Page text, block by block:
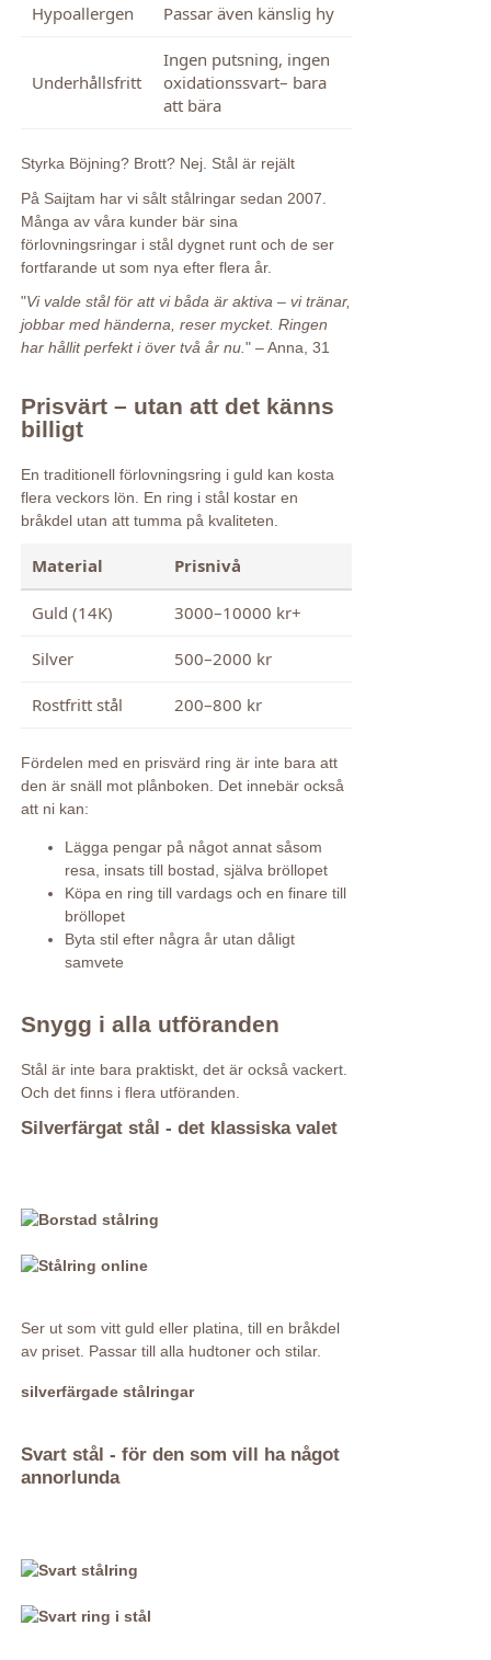
Hypoallergen Passar även känslig hy
Underhållsfritt
Ingen putsning, ingen
oxidationssvart– bara
att bära
Styrka Böjning? Brott? Nej. Stål är rejält
På Saijtam har vi sålt stålringar sedan 2007.
Många av våra kunder bär sina
förlovningsringar i stål dygnet runt och de ser
fortfarande ut som nya efter flera år.
"Vi valde stål för att vi båda är aktiva – vi tränar,
jobbar med händerna, reser mycket. Ringen
har hållit perfekt i över två år nu. " – Anna, 31
Prisvärt – utan att det känns
billigt
En traditionell förlovningsring i guld kan kosta
flera veckors lön. En ring i stål kostar en
bråkdel utan att tumma på kvaliteten.
Material Prisnivå
Guld (14K) 3000–10000 kr+
Silver 500–2000 kr
Rostfritt stål 200–800 kr
Fördelen med en prisvärd ring är inte bara att
den är snäll mot plånboken. Det innebär också
att ni kan:
Lägga pengar på något annat såsom
resa, insats till bostad, själva bröllopet
Köpa en ring till vardags och en finare till
bröllopet
Byta stil efter några år utan dåligt
samvete
Snygg i alla utföranden
Stål är inte bara praktiskt, det är också vackert.
Och det finns i flera utföranden.
Silverfärgat stål - det klassiska valet
Ser ut som vitt guld eller platina, till en bråkdel
av priset. Passar till alla hudtoner och stilar.
silverfärgade stålringar
Svart stål - för den som vill ha något
annorlunda